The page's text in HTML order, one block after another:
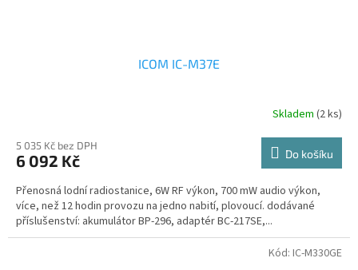
ICOM IC-M37E
Skladem (2 ks)
5 035 Kč bez DPH
6 092 Kč Do košíku
Přenosná lodní radiostanice, 6W RF výkon, 700 mW audio výkon,
více, než 12 hodin provozu na jedno nabití, plovoucí. dodávané
příslušenství: akumulátor BP-296, adaptér BC-217SE,...
Kód: IC-M330GE